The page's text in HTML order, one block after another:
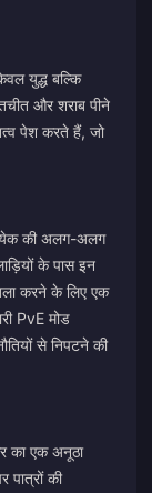
युद्ध बल्कि
और शराब पीने
पेश करते हैं, जो
की अलग-अलग
के पास इन
करने के लिए एक
PvE मोड
से निपटने की
का एक अनूठा
पात्रों की